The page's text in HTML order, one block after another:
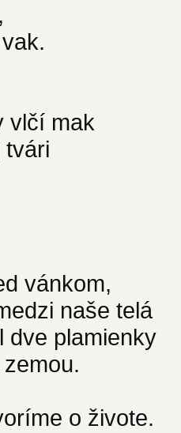
vlčí mak
tvári
vánkom,
naše telá
dve plamienky
o živote.